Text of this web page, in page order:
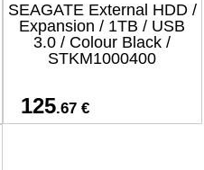
SEAGATE External HDD /
Expansion / 1TB / USB
3.0 / Colour Black /
STKM1000400
125.67 €